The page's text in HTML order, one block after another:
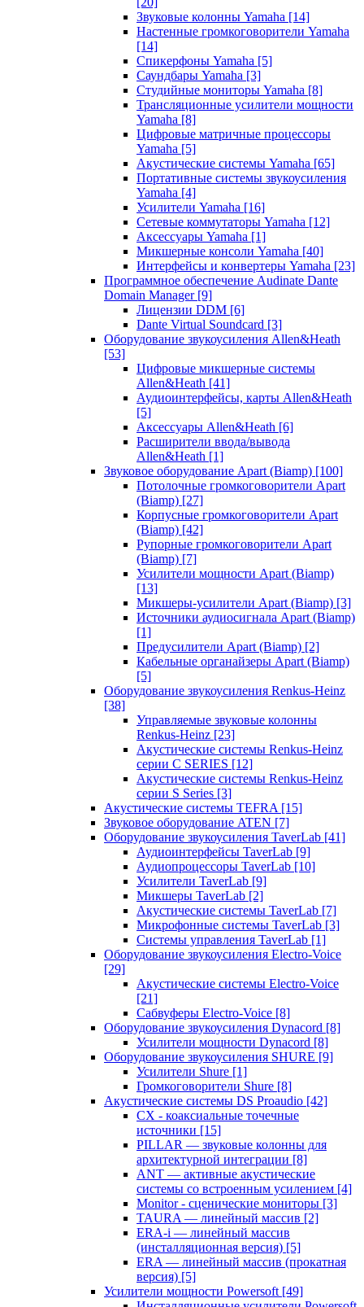
Звуковые колонны Yamaha [14]
Настенные громкоговорители Yamaha
[14]
Спикерфоны Yamaha [5]
Саундбары Yamaha [3]
Студийные мониторы Yamaha [8]
Трансляционные усилители мощности
Yamaha [8]
Цифровые матричные процессоры
Yamaha [5]
Акустические системы Yamaha [65]
Портативные системы звукоусиления
Yamaha [4]
Усилители Yamaha [16]
Сетевые коммутаторы Yamaha [12]
Аксессуары Yamaha [1]
Микшерные консоли Yamaha [40]
Интерфейсы и конвертеры Yamaha [23]
Программное обеспечение Audinate Dante
Domain Manager [9]
Лицензии DDM [6]
Dante Virtual Soundcard [3]
Оборудование звукоусиления Allen&Heath
[53]
Цифровые микшерные системы
Allen&Heath [41]
Аудиоинтерфейсы, карты Allen&Heath
[5]
Аксессуары Allen&Heath [6]
Расширители ввода/вывода
Allen&Heath [1]
Звуковое оборудование Apart (Biamp) [100]
Потолочные громкоговорители Apart
(Biamp) [27]
Корпусные громкоговорители Apart
(Biamp) [42]
Рупорные громкоговорители Apart
(Biamp) [7]
Усилители мощности Apart (Biamp)
[13]
Микшеры-усилители Apart (Biamp) [3]
Источники аудиосигнала Apart (Biamp)
[1]
Предусилители Apart (Biamp) [2]
Кабельные органайзеры Apart (Biamp)
[5]
Оборудование звукоусиления Renkus-Heinz
[38]
Управляемые звуковые колонны
Renkus-Heinz [23]
Акустические системы Renkus-Heinz
серии C SERIES [12]
Акустические системы Renkus-Heinz
серии S Series [3]
Акустические системы TEFRA [15]
Звуковое оборудование ATEN [7]
Оборудование звукоусиления TaverLab [41]
Аудиоинтерфейсы TaverLab [9]
Аудиопроцессоры TaverLab [10]
Усилители TaverLab [9]
Микшеры TaverLab [2]
Акустические системы TaverLab [7]
Микрофонные системы TaverLab [3]
Системы управления TaverLab [1]
Оборудование звукоусиления Electro-Voice
[29]
Акустические системы Electro-Voice
[21]
Сабвуферы Electro-Voice [8]
Оборудование звукоусиления Dynacord [8]
Усилители мощности Dynacord [8]
Оборудование звукоусиления SHURE [9]
Усилители Shure [1]
Громкоговорители Shure [8]
Акустические системы DS Proaudio [42]
CX - коаксиальные точечные
источники [15]
PILLAR — звуковые колонны для
архитектурной интеграции [8]
ANT — активные акустические
системы со встроенным усилением [4]
Monitor - сценические мониторы [3]
TAURA — линейный массив [2]
ERA-i — линейный массив
(инсталляционная версия) [5]
ERA — линейный массив (прокатная
версия) [5]
Усилители мощности Powersoft [49]